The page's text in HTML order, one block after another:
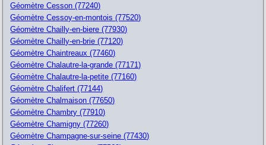
Géomètre Cesson (77240)
Géomètre Cessoy-en-montois (77520)
Géomètre Chailly-en-biere (77930)
Géomètre Chailly-en-brie (77120)
Géomètre Chaintreaux (77460)
Géomètre Chalautre-la-grande (77171)
Géomètre Chalautre-la-petite (77160)
Géomètre Chalifert (77144)
Géomètre Chalmaison (77650)
Géomètre Chambry (77910)
Géomètre Chamigny (77260)
Géomètre Champagne-sur-seine (77430)